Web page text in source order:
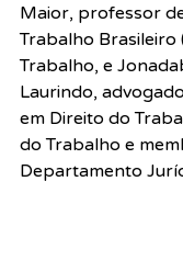
Maior, professor
Trabalho Brasileiro
Trabalho, e
Laurindo,
em Direito do
do Trabalho e
Departamento